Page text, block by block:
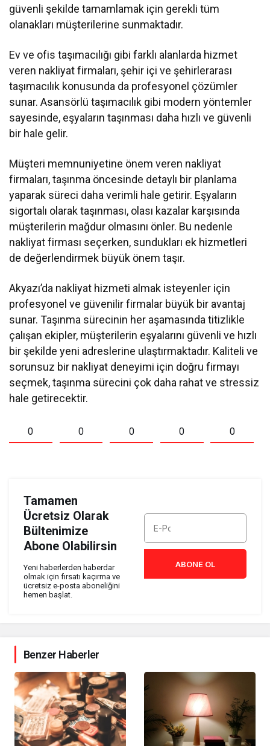
güvenli şekilde tamamlamak için gerekli tüm
olanakları müşterilerine sunmaktadır.
Ev ve ofis taşımacılığı gibi farklı alanlarda hizmet
veren nakliyat firmaları, şehir içi ve şehirlerarası
taşımacılık konusunda da profesyonel çözümler
sunar. Asansörlü taşımacılık gibi modern yöntemler
sayesinde, eşyaların taşınması daha hızlı ve güvenli
bir hale gelir.
Müşteri memnuniyetine önem veren nakliyat
firmaları, taşınma öncesinde detaylı bir planlama
yaparak süreci daha verimli hale getirir. Eşyaların
sigortalı olarak taşınması, olası kazalar karşısında
müşterilerin mağdur olmasını önler. Bu nedenle
nakliyat firması seçerken, sundukları ek hizmetleri
de değerlendirmek büyük önem taşır.
Akyazı’da nakliyat hizmeti almak isteyenler için
profesyonel ve güvenilir firmalar büyük bir avantaj
sunar. Taşınma sürecinin her aşamasında titizlikle
çalışan ekipler, müşterilerin eşyalarını güvenli ve hızlı
bir şekilde yeni adreslerine ulaştırmaktadır. Kaliteli ve
sorunsuz bir nakliyat deneyimi için doğru firmayı
seçmek, taşınma sürecini çok daha rahat ve stressiz
hale getirecektir.
0 0 0 0 0
Tamamen
Ücretsiz Olarak
Bültenimize
Abone Olabilirsin
Yeni haberlerden haberdar
olmak için fırsatı kaçırma ve
ücretsiz e-posta aboneliğini
hemen başlat.
ABONE OL
Benzer Haberler